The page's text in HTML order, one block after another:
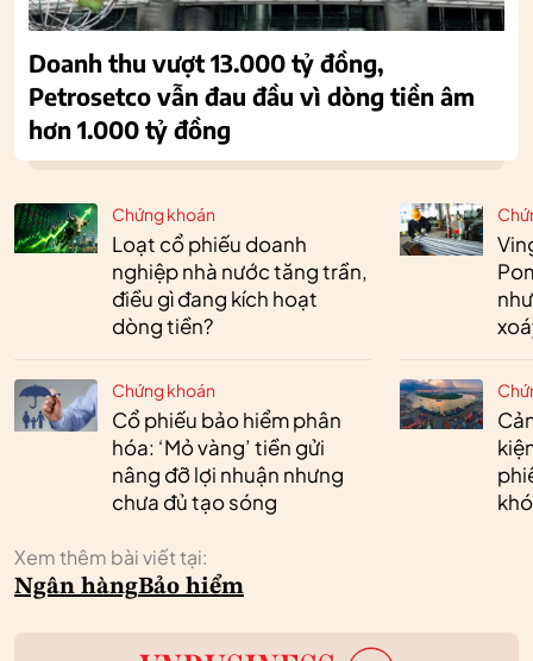
Chứng khoán
Loạt cổ phiếu doanh
nghiệp nhà nước tăng trần,
điều gì đang kích hoạt
dòng tiền?
Chứng khoán
Cổ phiếu bảo hiểm phân
hóa: ‘Mỏ vàng’ tiền gửi
nâng đỡ lợi nhuận nhưng
chưa đủ tạo sóng
Xem thêm bài viết tại:
Ngân hàngBảo hiểm
Doanh thu vượt 13.000 tỷ đồng,
Petrosetco vẫn đau đầu vì dòng tiền âm
hơn 1.000 tỷ đồng